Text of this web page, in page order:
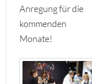
Anregung für die
kommenden
Monate!